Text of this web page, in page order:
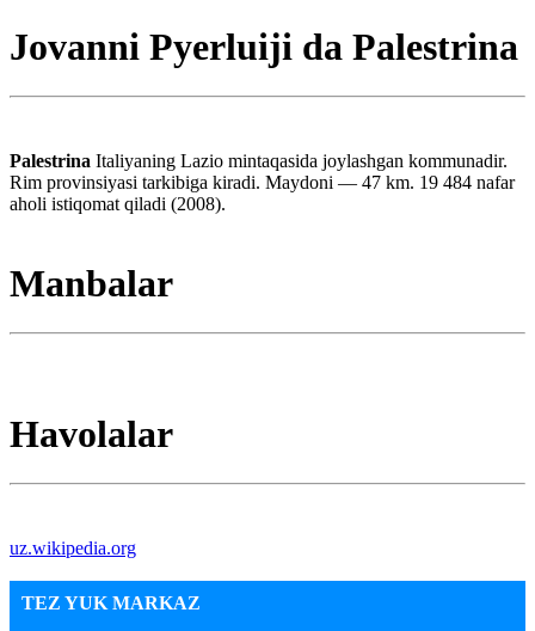
Jovanni Pyerluiji da Palestrina
Palestrina Italiyaning Lazio mintaqasida joylashgan kommunadir.
Rim provinsiyasi tarkibiga kiradi. Maydoni — 47 km. 19 484 nafar
aholi istiqomat qiladi (2008).
Manbalar
Havolalar
uz.wikipedia.org
TEZ YUK MARKAZ